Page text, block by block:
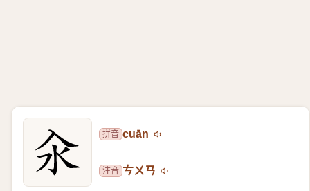
拼音 cuān
注音 ㄘㄨㄢ